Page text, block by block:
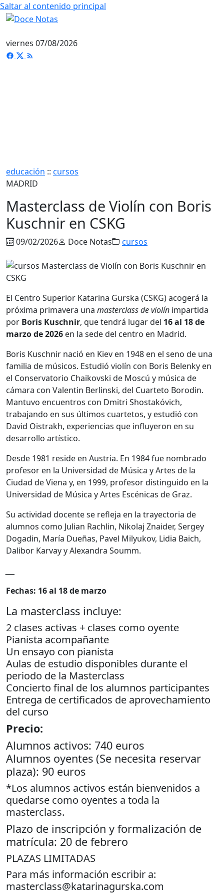
Saltar al contenido principal
viernes 07/08/2026
educación :: cursos
MADRID
Masterclass de Violín con Boris
Kuschnir en CSKG
09/02/2026 Doce Notas cursos
El Centro Superior Katarina Gurska (CSKG) acogerá la
próxima primavera una masterclass de violín impartida
por Boris Kuschnir, que tendrá lugar del 16 al 18 de
marzo de 2026 en la sede del centro en Madrid.
Boris Kuschnir nació en Kiev en 1948 en el seno de una
familia de músicos. Estudió violín con Boris Belenky en
el Conservatorio Chaikovski de Moscú y música de
cámara con Valentin Berlinski, del Cuarteto Borodin.
Mantuvo encuentros con Dmitri Shostakóvich,
trabajando en sus últimos cuartetos, y estudió con
David Oistrakh, experiencias que influyeron en su
desarrollo artístico.
Desde 1981 reside en Austria. En 1984 fue nombrado
profesor en la Universidad de Música y Artes de la
Ciudad de Viena y, en 1999, profesor distinguido en la
Universidad de Música y Artes Escénicas de Graz.
Su actividad docente se refleja en la trayectoria de
alumnos como Julian Rachlin, Nikolaj Znaider, Sergey
Dogadin, María Dueñas, Pavel Milyukov, Lidia Baich,
Dalibor Karvay y Alexandra Soumm.
Fechas: 16 al 18 de marzo
La masterclass incluye:
2 clases activas + clases como oyente
Pianista acompañante
Un ensayo con pianista
Aulas de estudio disponibles durante el
periodo de la Masterclass
Concierto final de los alumnos participantes
Entrega de certificados de aprovechamiento
del curso
Precio:
Alumnos activos: 740 euros
Alumnos oyentes (Se necesita reservar
plaza): 90 euros
*Los alumnos activos están bienvenidos a
quedarse como oyentes a toda la
masterclass.
Plazo de inscripción y formalización de
matrícula: 20 de febrero
PLAZAS LIMITADAS
Para más información escribir a:
masterclass@katarinagurska.com